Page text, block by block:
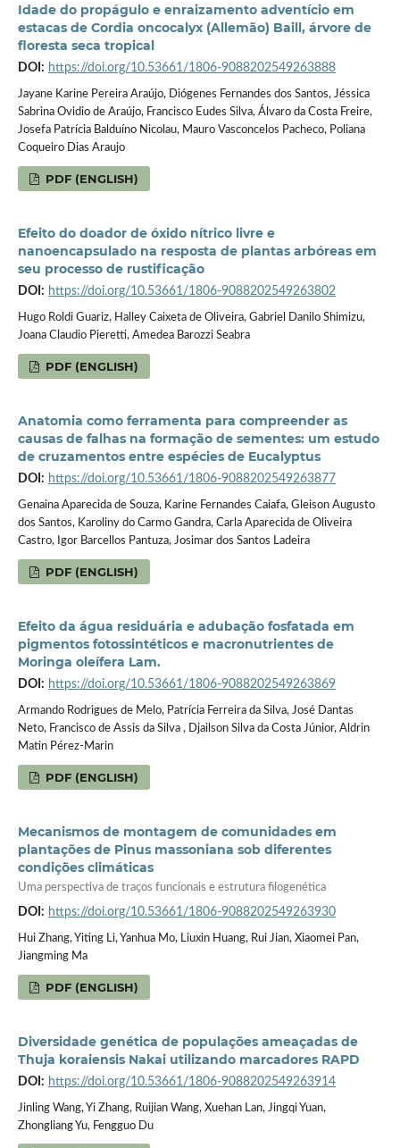
Idade do propágulo e enraizamento adventício em
estacas de Cordia oncocalyx (Allemão) Baill, árvore de
floresta seca tropical
DOI: https://doi.org/10.53661/1806-9088202549263888
Jayane Karine Pereira Araújo, Diógenes Fernandes dos Santos, Jéssica
Sabrina Ovidio de Araújo, Francisco Eudes Silva, Álvaro da Costa Freire,
Josefa Patrícia Balduíno Nicolau, Mauro Vasconcelos Pacheco, Poliana
Coqueiro Dias Araujo
PDF (ENGLISH)
Efeito do doador de óxido nítrico livre e
nanoencapsulado na resposta de plantas arbóreas em
seu processo de rustificação
DOI: https://doi.org/10.53661/1806-9088202549263802
Hugo Roldi Guariz, Halley Caixeta de Oliveira, Gabriel Danilo Shimizu,
Joana Claudio Pieretti, Amedea Barozzi Seabra
PDF (ENGLISH)
Anatomia como ferramenta para compreender as
causas de falhas na formação de sementes: um estudo
de cruzamentos entre espécies de Eucalyptus
DOI: https://doi.org/10.53661/1806-9088202549263877
Genaina Aparecida de Souza, Karine Fernandes Caiafa, Gleison Augusto
dos Santos, Karoliny do Carmo Gandra, Carla Aparecida de Oliveira
Castro, Igor Barcellos Pantuza, Josimar dos Santos Ladeira
PDF (ENGLISH)
Efeito da água residuária e adubação fosfatada em
pigmentos fotossintéticos e macronutrientes de
Moringa oleífera Lam.
DOI: https://doi.org/10.53661/1806-9088202549263869
Armando Rodrigues de Melo, Patrícia Ferreira da Silva, José Dantas
Neto, Francisco de Assis da Silva , Djailson Silva da Costa Júnior, Aldrin
Matin Pérez-Marin
PDF (ENGLISH)
Mecanismos de montagem de comunidades em
plantações de Pinus massoniana sob diferentes
condições climáticas
Uma perspectiva de traços funcionais e estrutura filogenética
DOI: https://doi.org/10.53661/1806-9088202549263930
Hui Zhang, Yiting Li, Yanhua Mo, Liuxin Huang, Rui Jian, Xiaomei Pan,
Jiangming Ma
PDF (ENGLISH)
Diversidade genética de populações ameaçadas de
Thuja koraiensis Nakai utilizando marcadores RAPD
DOI: https://doi.org/10.53661/1806-9088202549263914
Jinling Wang, Yi Zhang, Ruijian Wang, Xuehan Lan, Jingqi Yuan,
Zhongliang Yu, Fengguo Du